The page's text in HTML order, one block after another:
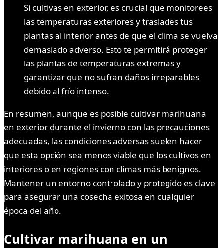
Si cultivas en exterior, es crucial que monitorees
las temperaturas exteriores y traslades tus
plantas al interior antes de que el clima se vuelva
demasiado adverso. Esto te permitirá proteger
las plantas de temperaturas extremas y
garantizar que no sufran daños irreparables
debido al frío intenso.
En resumen, aunque es posible cultivar marihuana
en exterior durante el invierno con las precauciones
adecuadas, las condiciones adversas suelen hacer
que esta opción sea menos viable que los cultivos en
interiores o en regiones con climas más benignos.
Mantener un entorno controlado y protegido es clave
para asegurar una cosecha exitosa en cualquier
época del año.
Cultivar marihuana en un